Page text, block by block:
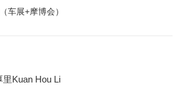
车展+摩博会）
里Kuan Hou Li